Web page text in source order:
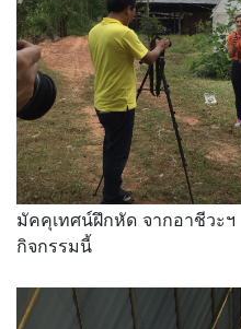
มัคคุเทศน์ฝึกหัด จากอาชีวะ
กิจกรรมนี้